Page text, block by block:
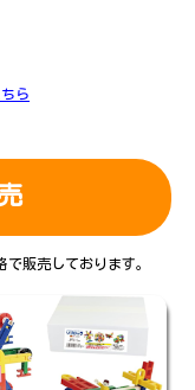
ら
で販売しております。